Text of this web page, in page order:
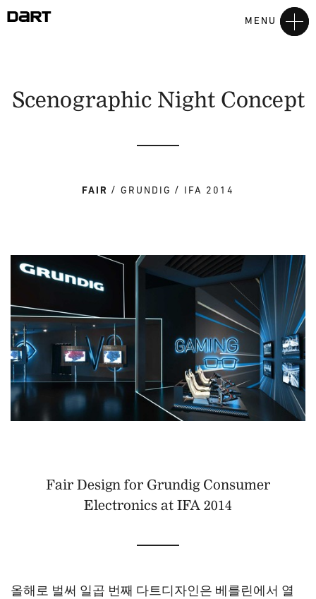
MENU
Scenographic Night Concept
FAIR GRUNDIG IFA 2014
Fair Design for Grundig Consumer
Electronics at IFA 2014
올해로 벌써 일곱 번째 다트디자인은 베를린에서 열